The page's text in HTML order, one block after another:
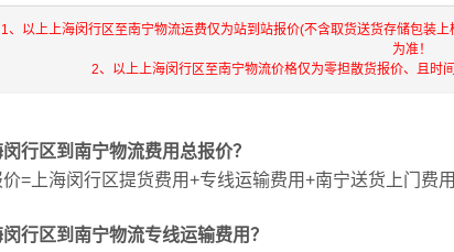
1、以上上海闵行区至南宁物流运费仅为站到站报价(不含取货送货存储包装
为准！
2、以上上海闵行区至南宁物流价格仅为零担散货报价、且时
行区到南宁物流费用总报价？
=上海闵行区提货费用+专线运输费用+南宁送货上门费用
行区到南宁物流专线运输费用？